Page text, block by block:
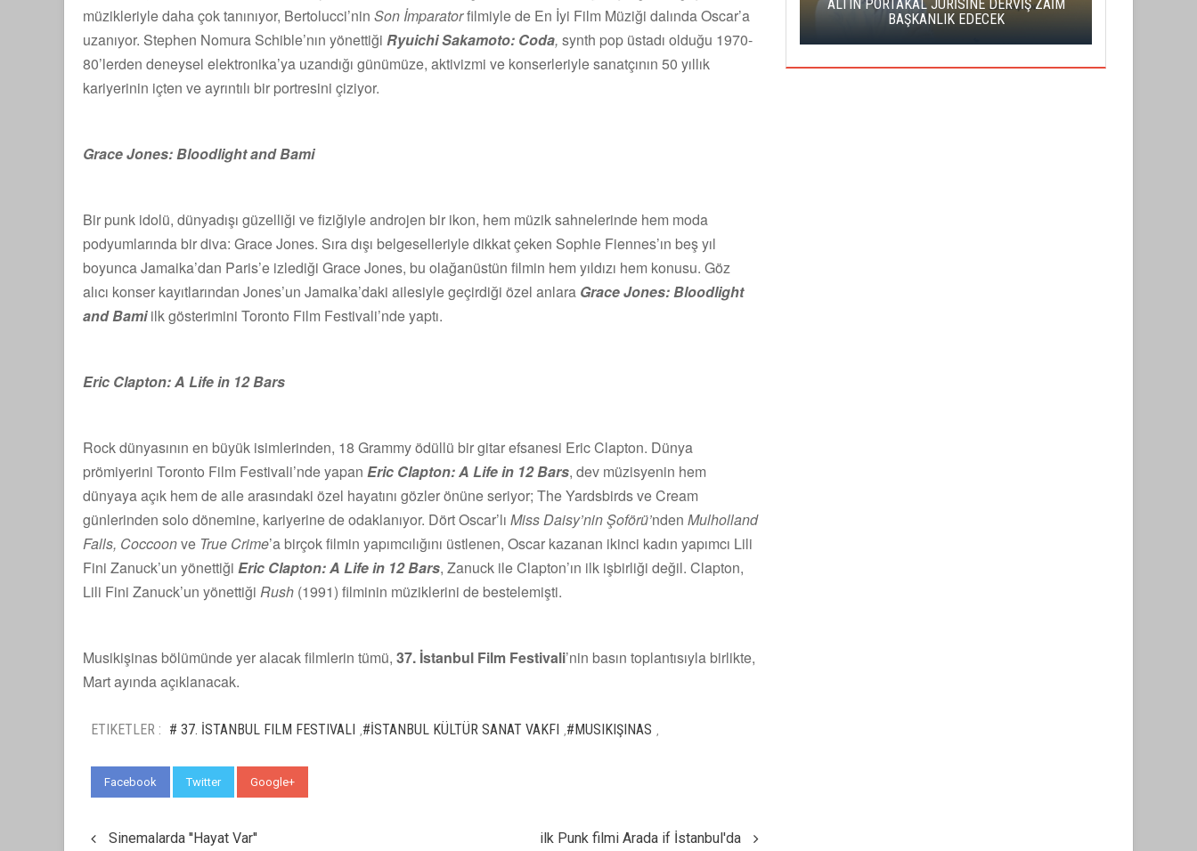
müzikleriyle daha çok tanınıyor, Bertolucci’nin Son İmparatorfilmiyle de En İyi Film Müziği dalında Oscar’a
uzanıyor. Stephen Nomura Schible’nın yönettiği Ryuichi Sakamoto: Coda, synth pop üstadı olduğu 1970-
80’lerden deneysel elektronika’ya uzandığı günümüze, aktivizmi ve konserleriyle sanatçının 50 yıllık
kariyerinin içten ve ayrıntılı bir portresini çiziyor.
Grace Jones: Bloodlight and Bami
Bir punk idolü, dünyadışı güzelliği ve fiziğiyle androjen bir ikon, hem müzik sahnelerinde hem moda
podyumlarında bir diva: Grace Jones. Sıra dışı belgeselleriyle dikkat çeken Sophie Fiennes’ın beş yıl
boyunca Jamaika’dan Paris’e izlediği Grace Jones, bu olağanüstün filmin hem yıldızı hem konusu. Göz
alıcı konser kayıtlarından Jones’un Jamaika’daki ailesiyle geçirdiği özel anlara Grace Jones: Bloodlight
and Bamiilk gösterimini Toronto Film Festivali’nde yaptı.
Eric Clapton: A Life in 12 Bars
Rock dünyasının en büyük isimlerinden, 18 Grammy ödüllü bir gitar efsanesi Eric Clapton. Dünya
prömiyerini Toronto Film Festivali’nde yapan Eric Clapton: A Life in 12 Bars, dev müzisyenin hem
dünyaya açık hem de aile arasındaki özel hayatını gözler önüne seriyor; The Yardsbirds ve Cream
günlerinden solo dönemine, kariyerine de odaklanıyor. Dört Oscar’lı Miss Daisy’nin Şoförü’nden Mulholland
Falls, Coccoonve True Crime’a birçok filmin yapımcılığını üstlenen, Oscar kazanan ikinci kadın yapımcı Lili
Fini Zanuck’un yönettiği Eric Clapton: A Life in 12 Bars, Zanuck ile Clapton’ın ilk işbirliği değil. Clapton,
Lili Fini Zanuck’un yönettiği Rush(1991) filminin müziklerini de bestelemişti.
Musikişinas bölümünde yer alacak filmlerin tümü, 37. İstanbul Film Festivali’nin basın toplantısıyla birlikte,
Mart ayında açıklanacak.
ETIKETLER : # 37. İSTANBUL FILM FESTIVALI #İSTANBUL KÜLTÜR SANAT VAKFI #MUSIKIŞINAS
Facebook Twitter Google+
Sinemalarda ''Hayat Var'' ilk Punk filmi Arada if İstanbul'da
TUZBİBER, EDİNBURGH FRİNGE'DEKİ İLK
GÖSTERİSİNİ DENİZ GÖKTAŞ'LA YAPACAK
ALTIN PORTAKAL JÜRİSİNE DERVİŞ ZAİM
BAŞKANLIK EDECEK